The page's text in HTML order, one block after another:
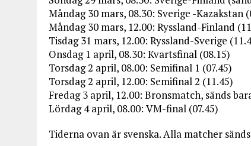
Måndag 30 mars, 08.30: Sverige -Kazakstan
Måndag 30 mars, 12.00: Ryssland-Finland
Tisdag 31 mars, 12.00: Ryssland-Sverige
Onsdag 1 april, 08.30: Kvartsfinal (08.15)
Torsdag 2 april, 08.00: Semifinal 1 (07.45)
Torsdag 2 april, 12.00: Semifinal 2 (11.45)
Fredag 3 april, 12.00: Bronsmatch, sänds
Lördag 4 april, 08.00: VM-final (07.45)
Tiderna ovan är svenska. Alla matcher